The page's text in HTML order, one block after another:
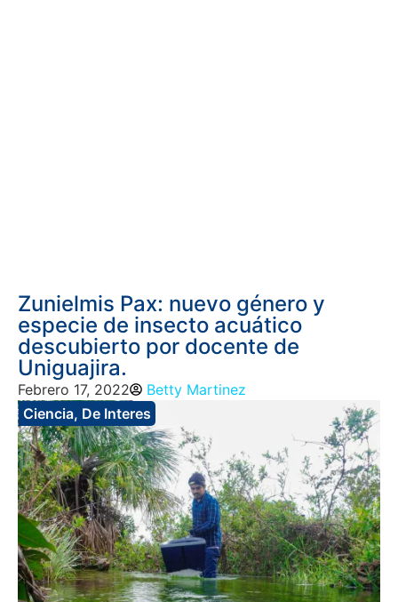
Zunielmis Pax: nuevo género y
especie de insecto acuático
descubierto por docente de
Uniguajira.
Febrero 17, 2022
Betty Martinez
Ciencia, De Interes